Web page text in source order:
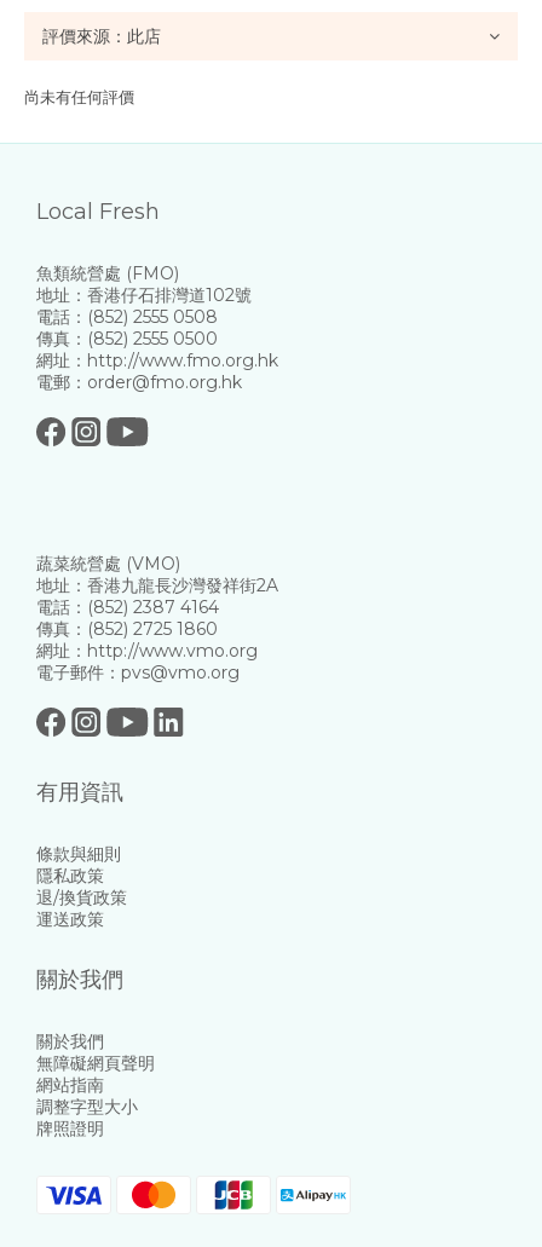
尚未有任何評價
Local Fresh
魚類統營處 (FMO)
地址：香港仔石排灣道102號
電話：(852) 2555 0508
傳真：(852) 2555 0500
網址：http://www.fmo.org.hk
電郵：order@fmo.org.hk
蔬菜統營處 (VMO)
地址：香港九龍長沙灣發祥街2A
電話：(852) 2387 4164
傳真：(852) 2725 1860
網址：http://www.vmo.org
電子郵件：pvs@vmo.org
有用資訊
條款與細則
隱私政策
退/換貨政策
運送政策
關於我們
關於我們
無障礙網頁聲明
網站指南
調整字型大小
牌照證明